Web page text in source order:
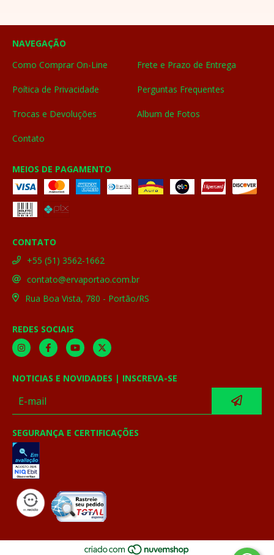
NAVEGAÇÃO
Como Comprar On-Line
Frete e Prazo de Entrega
Poítica de Privacidade Perguntas Frequentes
Trocas e Devoluções Album de Fotos
Contato
MEIOS DE PAGAMENTO
CONTATO
+55 (51) 3562-1662
contato@ervaportao.com.br
Rua Boa Vista, 780 - Portão/RS
REDES SOCIAIS
NOTICIAS E NOVIDADES | INSCREVA-SE
SEGURANÇA E CERTIFICAÇÕES